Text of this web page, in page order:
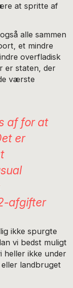
at spritte af
alle sammen
et mindre
overfladisk
er staten, der
værste
af for at
er
afgifter
ikke spurgte
vi bedst muligt
heller ikke under
landbruget